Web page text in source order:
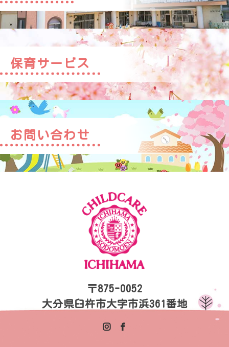
保育サービス
お問い合わせ
〒875-0052
大分県臼杵市大字市浜361番地